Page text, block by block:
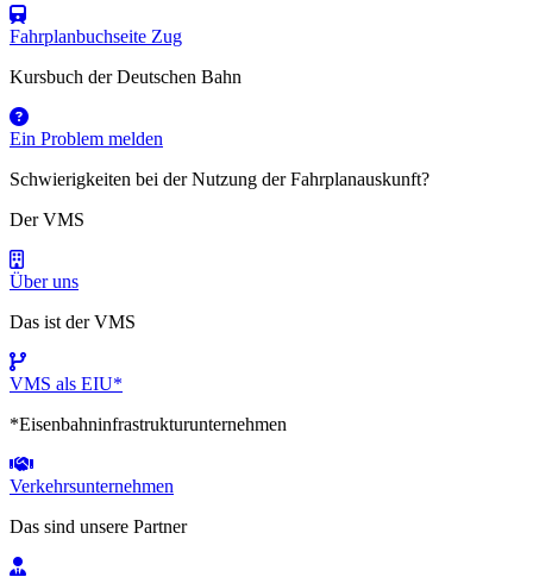
Fahrplanbuchseite Zug
Kursbuch der Deutschen Bahn
Ein Problem melden
Schwierigkeiten bei der Nutzung der Fahrplanauskunft?
Der VMS
Über uns
Das ist der VMS
VMS als EIU*
*Eisenbahninfrastrukturunternehmen
Verkehrsunternehmen
Das sind unsere Partner